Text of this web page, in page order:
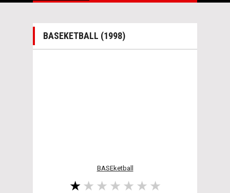
BASEKETBALL (1998)
BASEketball